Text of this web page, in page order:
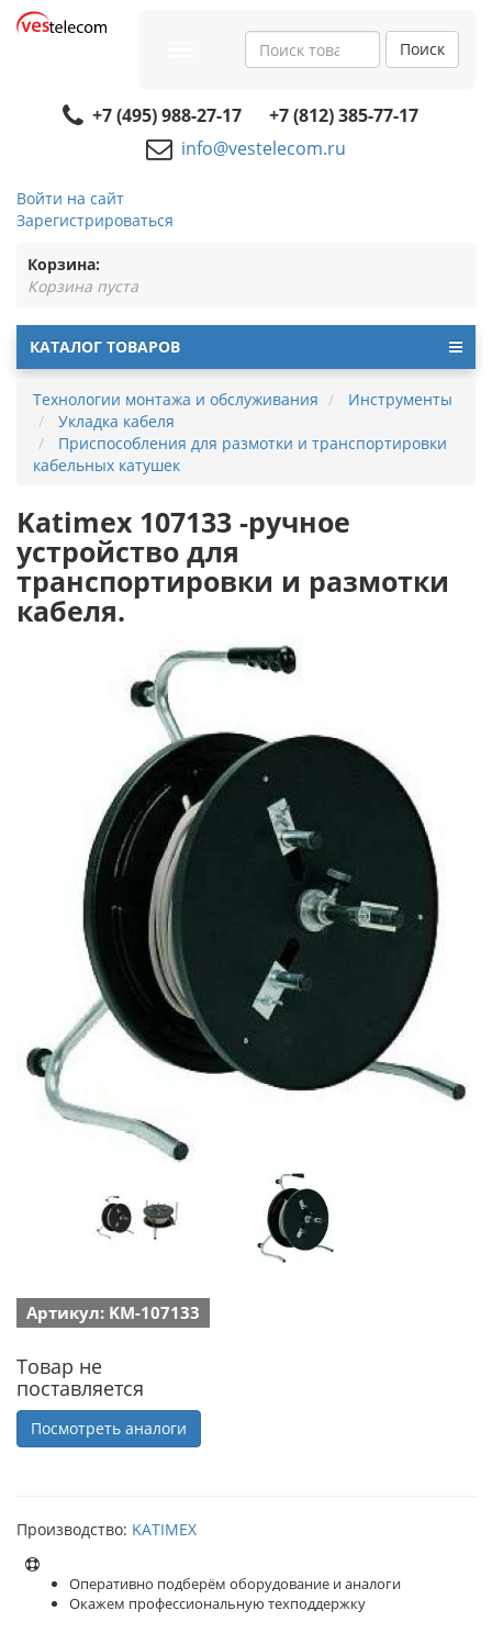
navigation
Поиск
+7 (495) 988-27-17
+7 (812) 385-77-17
info@vestelecom.ru
Войти на сайт
Зарегистрироваться
Корзина:
Корзина пуста
КАТАЛОГ ТОВАРОВ
Технологии монтажа и обслуживания
Инструменты
Укладка кабеля
Приспособления для размотки и транспортировки
кабельных катушек
Katimex 107133 -ручное
устройство для
транспортировки и размотки
кабеля.
Артикул: KM-107133
Товар не
поставляется
Посмотреть аналоги
Производство: KATIMEX
Оперативно подберём оборудование и аналоги
Окажем профессиональную техподдержку